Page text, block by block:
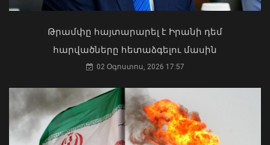
Աղաջանյանը` ընդդիմությանը
Թրամփը հայտարարել է Իրանի դեմ
հարվածները հետաձգելու մասին
02 Օգոստոս, 2026 17:57